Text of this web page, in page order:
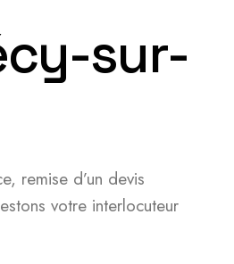
sur-
remise d’un devis
votre interlocuteur